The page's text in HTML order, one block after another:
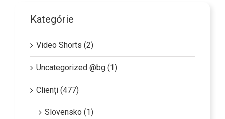
Kategórie
Video Shorts (2)
Uncategorized @bg (1)
Clienți (477)
Slovensko (1)